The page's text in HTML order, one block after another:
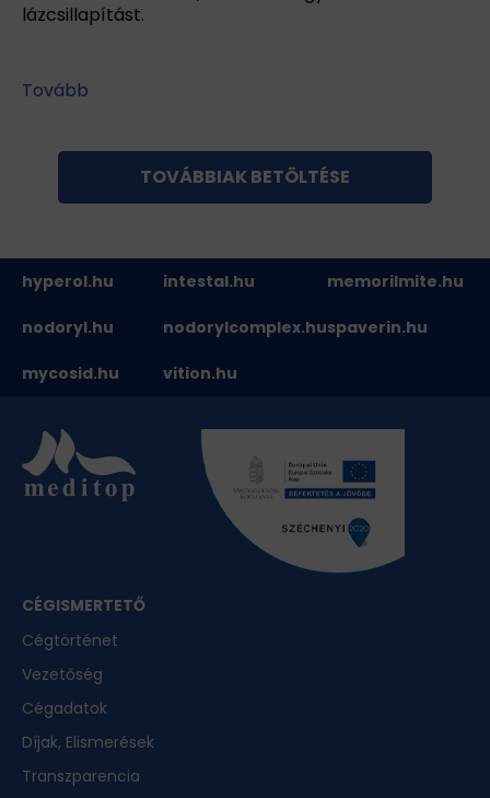
lázcsillapítást.
Tovább
TOVÁBBIAK BETÖLTÉSE
hyperol.hu intestal.hu memorilmite.hu
nodoryl.hu nodorylcomplex.huspaverin.hu
mycosid.hu vition.hu
CÉGISMERTETŐ
Cégtörténet
Vezetőség
Cégadatok
Díjak, Elismerések
Transzparencia